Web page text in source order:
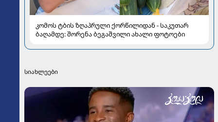
კომოს ტბის ზღაპრული ქორწილიდან - საკუთარ
ბაღამდე: შორენა ბეგაშვილი ახალი ფოტოები
სიახლეები